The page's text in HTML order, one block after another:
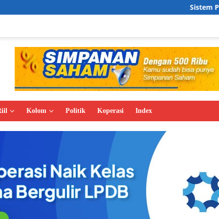
Sistem Perdagangan
Kolom Politik Koperasi Index